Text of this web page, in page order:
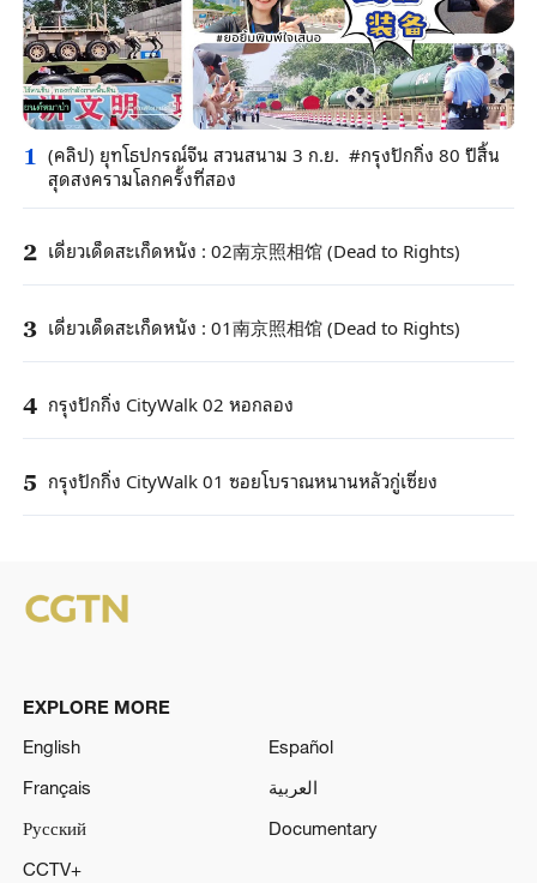
1 (คลิป) ยุทโธปกรณ์จีน สวนสนาม 3 ก.ย. #กรุงปักกิ่ง 80 ปีสิ้น
สุดสงครามโลกครั้งที่สอง
2 เดี่ยวเด็ดสะเก็ดหนัง : 02南京照相馆 (Dead to Rights)
3 เดี่ยวเด็ดสะเก็ดหนัง : 01南京照相馆 (Dead to Rights)
4 กรุงปักกิ่ง CityWalk 02 หอกลอง
5 กรุงปักกิ่ง CityWalk 01 ซอยโบราณหนานหลัวกู่เซี่ยง
EXPLORE MORE
English
Español
Français
العربية
Русский
Documentary
CCTV+